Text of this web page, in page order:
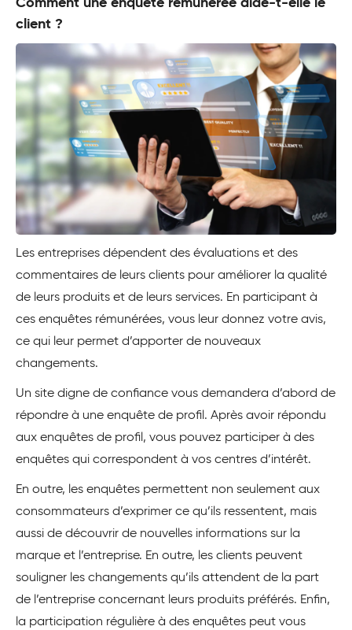
Comment une enquête rémunérée aide-t-elle le
client ?
Les entreprises dépendent des évaluations et des
commentaires de leurs clients pour améliorer la qualité
de leurs produits et de leurs services. En participant à
ces enquêtes rémunérées, vous leur donnez votre avis,
ce qui leur permet d’apporter de nouveaux
changements.
Un site digne de confiance vous demandera d’abord de
répondre à une enquête de profil. Après avoir répondu
aux enquêtes de profil, vous pouvez participer à des
enquêtes qui correspondent à vos centres d’intérêt.
En outre, les enquêtes permettent non seulement aux
consommateurs d’exprimer ce qu’ils ressentent, mais
aussi de découvrir de nouvelles informations sur la
marque et l’entreprise. En outre, les clients peuvent
souligner les changements qu’ils attendent de la part
de l’entreprise concernant leurs produits préférés. Enfin,
la participation régulière à des enquêtes peut vous